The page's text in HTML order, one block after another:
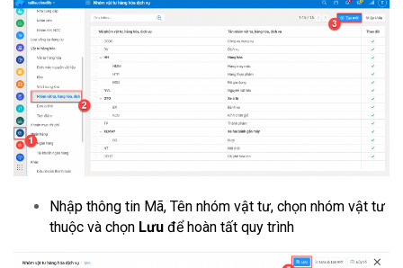
Nhập thông tin Mã, Tên nhóm vật tư, chọn nhóm vật tư
thuộc và chọn Lưu để hoàn tất quy trình